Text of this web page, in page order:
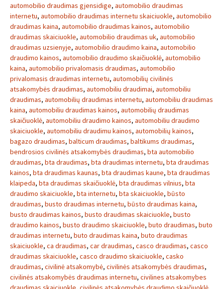
automobilio draudimas gjensidige, automobilio draudimas
internetu, automobilio draudimas internetu skaiciuokle, automobilio
draudimas kaina, automobilio draudimas kainos, automobilio
draudimas skaiciuokle, automobilio draudimas uk, automobilio
draudimas uzsienyje, automobilio draudimo kaina, automobilio
draudimo kainos, automobilio draudimo skaičiuoklė, automobilio
kaina, automobilio privalomasis draudimas, automobilio
privalomasis draudimas internetu, automobilių civilinės
atsakomybės draudimas, automobiliu draudimai, automobiliu
draudimas, automobilių draudimas internetu, automobiliu draudimas
kaina, automobiliu draudimas kainos, automobilių draudimas
skaičiuoklė, automobiliu draudimo kainos, automobiliu draudimo
skaiciuokle, automobiliu draudimu kainos, automobilių kainos,
bagazo draudimas, balticum draudimas, baltikums draudimas,
bendrosios civilinės atsakomybės draudimas, bta automobilio
draudimas, bta draudimas, bta draudimas internetu, bta draudimas
kainos, bta draudimas kaunas, bta draudimas kaune, bta draudimas
klaipeda, bta draudimas skaičiuoklė, bta draudimas vilnius, bta
draudimo skaiciuokle, bta internetu, bta skaiciuokle, būsto
draudimas, busto draudimas internetu, būsto draudimas kaina,
busto draudimas kainos, busto draudimas skaiciuokle, busto
draudimo kainos, busto draudimo skaiciuokle, buto draudimas, buto
draudimas internetu, buto draudimas kaina, buto draudimas
skaiciuokle, ca draudimas, car draudimas, casco draudimas, casco
draudimas skaiciuokle, casco draudimo skaiciuokle, casko
draudimas, civilinė atsakomybė, civilinės atsakomybės draudimas,
civilinės atsakomybės draudimas internetu, civilines atsakomybes